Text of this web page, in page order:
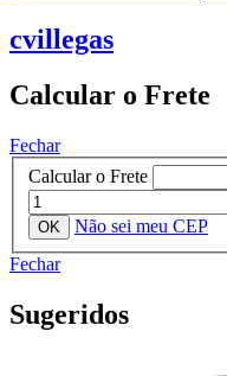
cvillegas
Calcular o Frete
Fechar
Calcular o Frete
Não sei meu CEP
Fechar
Sugeridos